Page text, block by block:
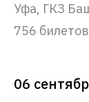
Уфа, ГКЗ
756 билетов
06